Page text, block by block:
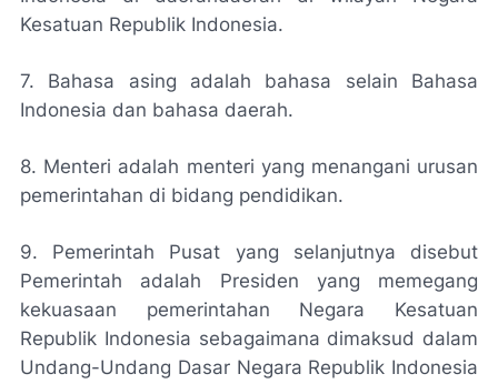
Kesatuan Republik Indonesia.
7. Bahasa asing adalah bahasa selain Bahasa
Indonesia dan bahasa daerah.
8. Menteri adalah menteri yang menangani urusan
pemerintahan di bidang pendidikan.
9. Pemerintah Pusat yang selanjutnya disebut
Pemerintah adalah Presiden yang memegang
kekuasaan pemerintahan Negara Kesatuan
Republik Indonesia sebagaimana dimaksud dalam
Undang-Undang Dasar Negara Republik Indonesia